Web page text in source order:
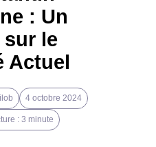
: Un
le
Actuel
4 octobre 2024
: 3 minute